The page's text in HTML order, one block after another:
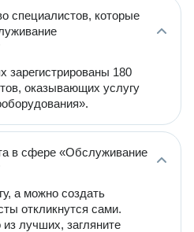
специалистов, которые
зарегистрированы 180
оказывающих услугу
в сфере «Обслуживание
а можно создать
откликнутся сами.
лучших, загляните